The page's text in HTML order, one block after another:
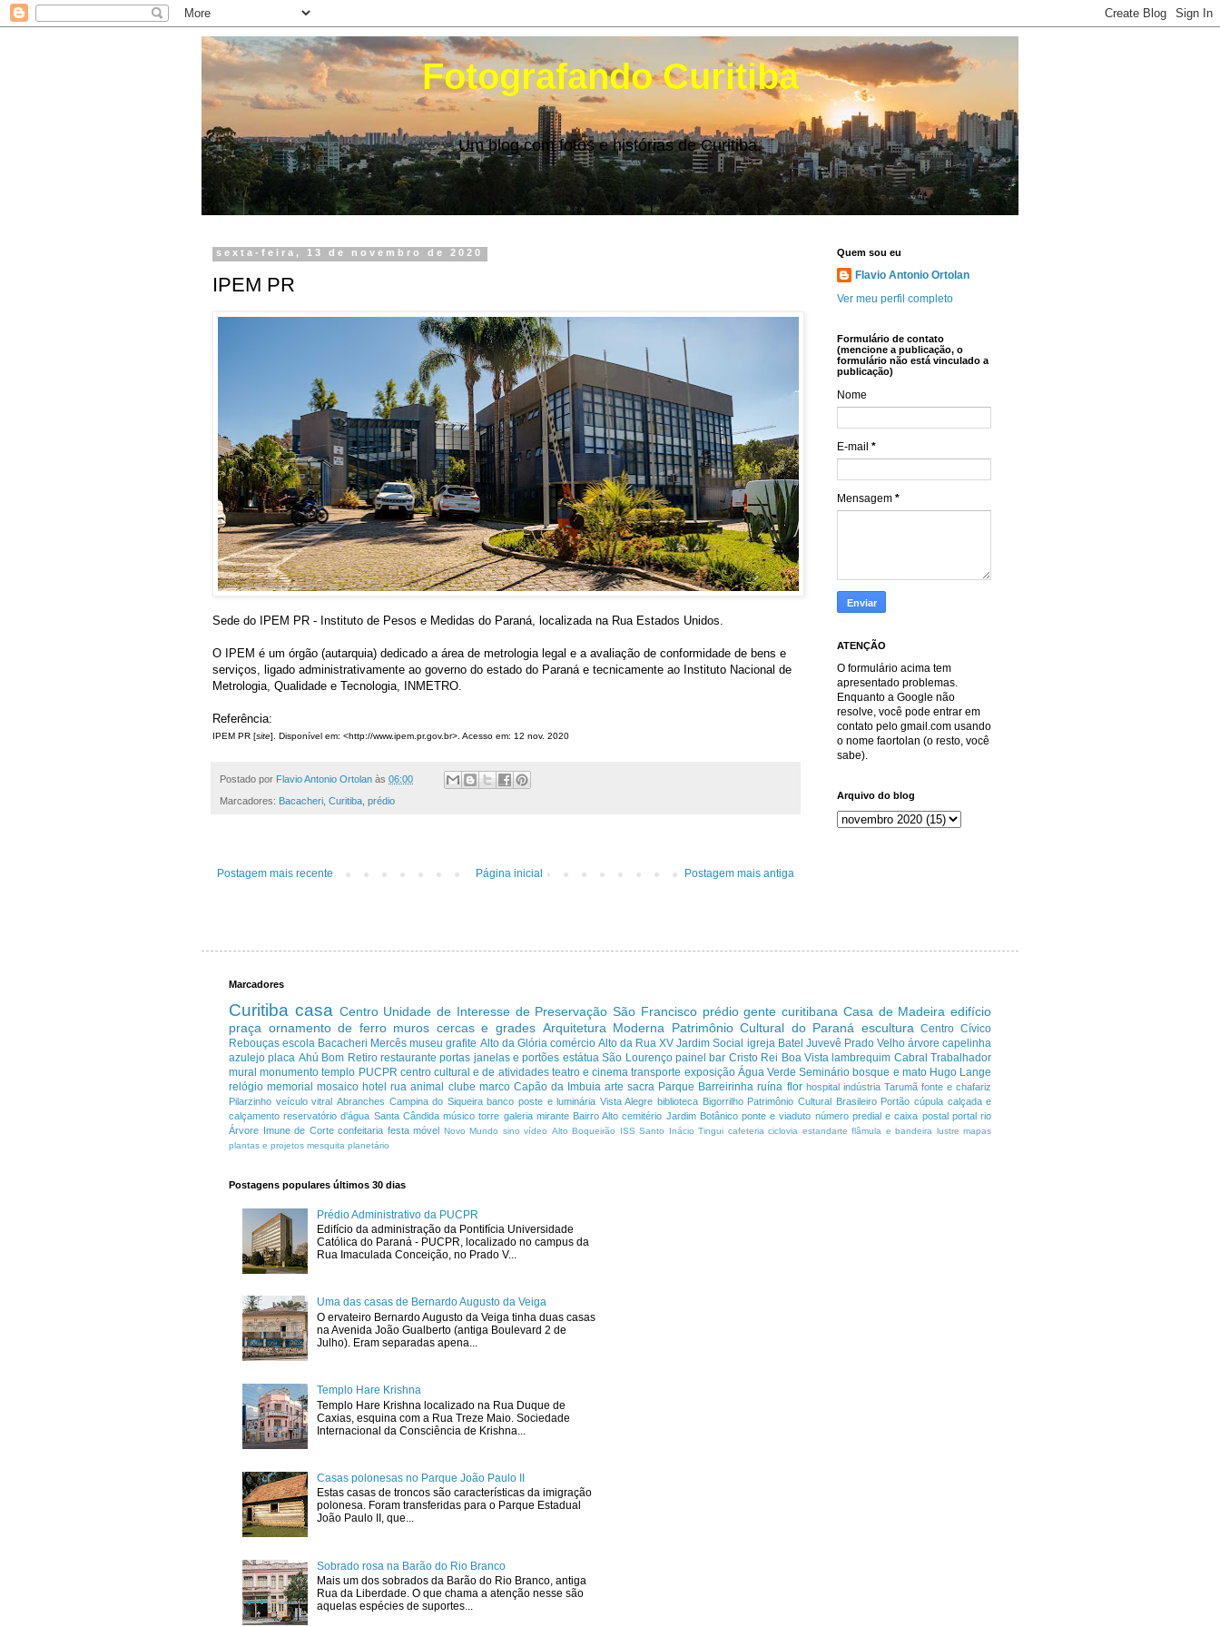
Fotografando Curitiba
Um blog com fotos e histórias de Curitiba.
sexta-feira, 13 de novembro de 2020
IPEM PR
Sede do IPEM PR - Instituto de Pesos e Medidas do Paraná, localizada na Rua Estados Unidos.
O IPEM é um órgão (autarquia) dedicado a área de metrologia legal e a avaliação de conformidade de bens e
serviços, ligado administrativamente ao governo do estado do Paraná e tecnicamente ao Instituto Nacional de
Metrologia, Qualidade e Tecnologia, INMETRO.
Referência:
IPEM PR [site]. Disponível em: <http://www.ipem.pr.gov.br>. Acesso em: 12 nov. 2020
Postado por Flavio Antonio Ortolan às 06:00
Marcadores: Bacacheri Curitiba prédio
Postagem mais recente Postagem mais antiga
Página inicial
Quem sou eu
Flavio Antonio Ortolan
Ver meu perfil completo
Formulário de contato
(mencione a publicação, o
formulário não está vinculado a
publicação)
Nome
E-mail *
Mensagem *
ATENÇÃO
O formulário acima tem
apresentado problemas.
Enquanto a Google não
resolve, você pode entrar em
contato pelo gmail.com usando
o nome faortolan (o resto, você
sabe).
Arquivo do blog
Marcadores
Curitiba casa Centro Unidade de Interesse de Preservação São Francisco prédio gente curitibana Casa de Madeira edifício
praça ornamento de ferro muros cercas e grades Arquitetura Moderna Patrimônio Cultural do Paraná escultura Centro Cívico
Rebouças escola Bacacheri Mercês museu grafite Alto da Glória comércio Alto da Rua XV Jardim Social igreja Batel Juvevê Prado Velho árvore capelinha
azulejo placa Ahú Bom Retiro restaurante portas janelas e portões estátua São Lourenço painel bar Cristo Rei Boa Vista lambrequim Cabral Trabalhador
mural monumento templo PUCPR centro cultural e de atividades teatro e cinema transporte exposição Água Verde Seminário bosque e mato Hugo Lange
relógio memorial mosaico hotel rua animal clube marco Capão da Imbuia arte sacra Parque Barreirinha ruína flor hospital indústria Tarumã fonte e chafariz
Pilarzinho veículo vitral Abranches Campina do Siqueira banco poste e luminária Vista Alegre biblioteca Bigorrilho Patrimônio Cultural Brasileiro Portão cúpula calçada e
calçamento reservatório d'água Santa Cândida músico torre galeria mirante Bairro Alto cemitério Jardim Botânico ponte e viaduto número predial e caixa postal portal rio
Árvore Imune de Corte confeitaria festa móvel Novo Mundo sino vídeo Alto Boqueirão ISS Santo Inácio Tingui cafeteria ciclovia estandarte flâmula e bandeira lustre mapas
plantas e projetos mesquita planetário
Postagens populares últimos 30 dias
Prédio Administrativo da PUCPR
Edifício da administração da Pontifícia Universidade
Católica do Paraná - PUCPR, localizado no campus da
Rua Imaculada Conceição, no Prado V...
Uma das casas de Bernardo Augusto da Veiga
O ervateiro Bernardo Augusto da Veiga tinha duas casas
na Avenida João Gualberto (antiga Boulevard 2 de
Julho). Eram separadas apena...
Templo Hare Krishna
Templo Hare Krishna localizado na Rua Duque de
Caxias, esquina com a Rua Treze Maio. Sociedade
Internacional da Consciência de Krishna...
Casas polonesas no Parque João Paulo II
Estas casas de troncos são características da imigração
polonesa. Foram transferidas para o Parque Estadual
João Paulo II, que...
Sobrado rosa na Barão do Rio Branco
Mais um dos sobrados da Barão do Rio Branco, antiga
Rua da Liberdade. O que chama a atenção nesse são
aquelas espécies de suportes...